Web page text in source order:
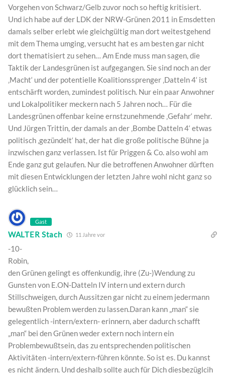
Vorgehen von Schwarz/Gelb zuvor noch so heftig kritisiert.
Und ich habe auf der LDK der NRW-Grünen 2011 in Emsdetten
damals selber erlebt wie gleichgültig man dort weitestgehend
mit dem Thema umging, versucht hat es am besten gar nicht
dort thematisiert zu sehen… Am Ende muss man sagen, die
Taktik der Landesgrünen ist aufgegangen. Sie sind noch an der
‚Macht‘ und der potentielle Koalitionssprenger ‚Datteln 4‘ ist
entschärft worden, zumindest politisch. Nur ein paar Anwohner
und Lokalpolitiker meckern nach 5 Jahren noch… Für die
Landesgrünen offenbar keine ernstzunehmende ‚Gefahr‘ mehr.
Und Jürgen Trittin, der damals an der ‚Bombe Datteln 4‘ etwas
politisch ‚gezündelt‘ hat, der hat die große politische Bühne ja
inzwischen ganz verlassen. Ist für Priggen & Co. also wohl am
Ende ganz gut gelaufen. Nur die betroffenen Anwohner dürften
mit diesen Entwicklungen der letzten Jahre wohl nicht ganz so
glücklich sein…
Gast
WALTER Stach 11 Jahre vor
-10-
Robin,
den Grünen gelingt es offenkundig, ihre (Zu-)Wendung zu
Gunsten von E.ON-Datteln IV intern und extern durch
Stillschweigen, durch Aussitzen gar nicht zu einem jedermann
bewußten Problem werden zu lassen.Daran kann „man“ sie
gelegentlich -intern/extern- erinnern, aber dadurch schafft
„man“ bei den Grünen weder extern noch intern ein
Problembewußtsein, das zu entsprechenden politischen
Aktivitäten -intern/extern-führen könnte. So ist es. Du kannst
es nicht ändern. Und deshalb sollte auch für Dich diesbezüglcih